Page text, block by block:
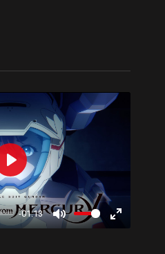
-01:13
Mute
Enter
Play